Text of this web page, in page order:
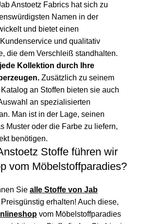
Anstoetz Fabrics hat sich zu
Namen in der
und bietet einen
und qualitativ
die dem Verschleiß standhalten.
Kollektion durch Ihre
Zusätzlich zu seinem
an Stoffen bieten sie auch
an spezialisierten
Man ist in der Lage, seinen
Muster oder die Farbe zu liefern,
benötigen.
Stoffe führen wir
vom Möbelstoffparadies?
Sie alle Stoffe von Jab
erhalten! Auch diese,
vom Möbelstoffparadies